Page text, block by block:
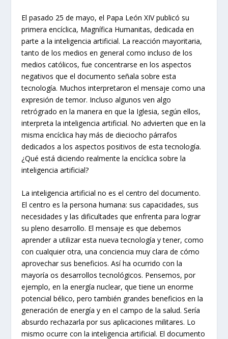
El pasado 25 de mayo, el Papa León XIV publicó su
primera encíclica, Magnífica Humanitas, dedicada en
parte a la inteligencia artificial. La reacción mayoritaria,
tanto de los medios en general como incluso de los
medios católicos, fue concentrarse en los aspectos
negativos que el documento señala sobre esta
tecnología. Muchos interpretaron el mensaje como una
expresión de temor. Incluso algunos ven algo
retrógrado en la manera en que la Iglesia, según ellos,
interpreta la inteligencia artificial. No advierten que en la
misma encíclica hay más de dieciocho párrafos
dedicados a los aspectos positivos de esta tecnología.
¿Qué está diciendo realmente la encíclica sobre la
inteligencia artificial?
La inteligencia artificial no es el centro del documento.
El centro es la persona humana: sus capacidades, sus
necesidades y las dificultades que enfrenta para lograr
su pleno desarrollo. El mensaje es que debemos
aprender a utilizar esta nueva tecnología y tener, como
con cualquier otra, una conciencia muy clara de cómo
aprovechar sus beneficios. Así ha ocurrido con la
mayoría os desarrollos tecnológicos. Pensemos, por
ejemplo, en la energía nuclear, que tiene un enorme
potencial bélico, pero también grandes beneficios en la
generación de energía y en el campo de la salud. Sería
absurdo rechazarla por sus aplicaciones militares. Lo
mismo ocurre con la inteligencia artificial. El documento